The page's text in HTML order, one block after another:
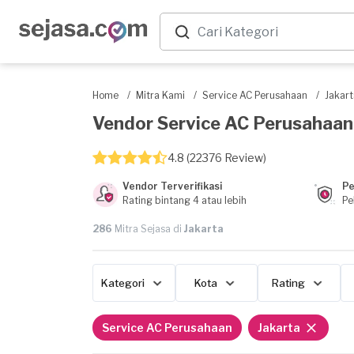
Home / Mitra Kami / Service AC Perusahaan /
Vendor Service AC
4.8 (22376 Review)
Vendor Terverifikasi
Rating bintang 4 atau lebih
286 Mitra Sejasa di Jakarta
Kategori Kota Rating
Service AC Perusahaan Jakarta